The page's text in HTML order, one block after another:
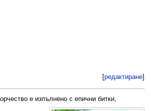
[редактиране]
е изпълнено с епични битки,